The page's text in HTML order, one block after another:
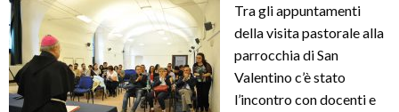
Tra gli appuntamenti
della visita pastorale alla
parrocchia di San
Valentino c’è stato
l’incontro con docenti e